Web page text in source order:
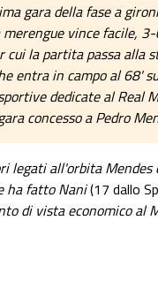
gara della fase a
merengue vince facile,
cui la partita passa alla
entra in campo al 68'
dedicate al Real
concesso a Pedro
legati all'orbita
ha fatto Nani(17 dallo
di vista economico al